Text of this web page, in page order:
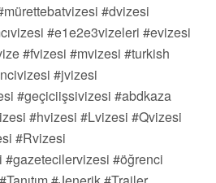
#dvizesi
#e1e2e3vizeleri #evizesi
#fvizesi #mvizesi #turkish
#jvizesi
#geçiciişsivizesi #abdkaza
#hvizesi #Lvizesi #Qvizesi
#Rvizesi
#gazetecilervizesi #öğrenci